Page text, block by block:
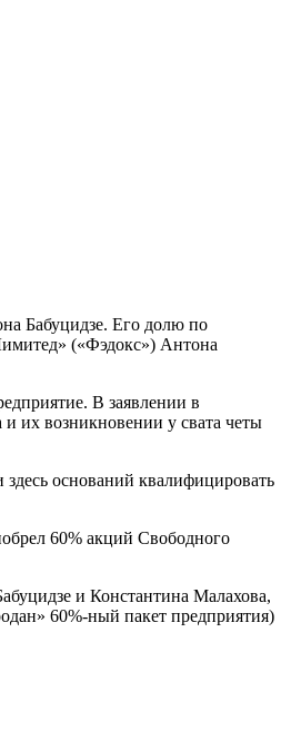
Бабуцидзе. Его долю по
(«Фэдокс») Антона
В заявлении в
их возникновении у свата четы
оснований квалифицировать
60% акций Свободного
и Константина Малахова,
60%-ный пакет предприятия)